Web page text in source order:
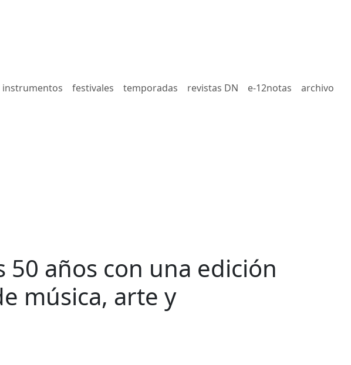
instrumentos festivales temporadas revistas DN e-12notas archivo
50 años con una edición
música, arte y